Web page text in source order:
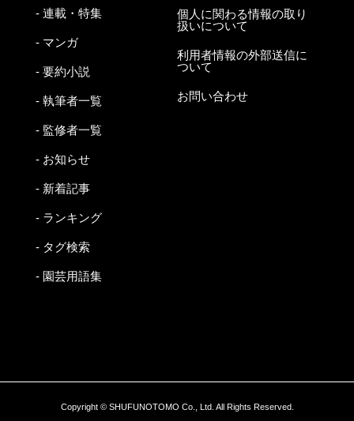
- 連載・特集
- マンガ
- 要約小説
- 執筆者一覧
- 監修者一覧
- お知らせ
- 新着記事
- ランキング
- タグ検索
- 園芸用語集
個人に関わる情報の取り
扱いについて
利用者情報の外部送信に
ついて
お問い合わせ
Copyright © SHUFUNOTOMO Co., Ltd. All Rights Reserved.